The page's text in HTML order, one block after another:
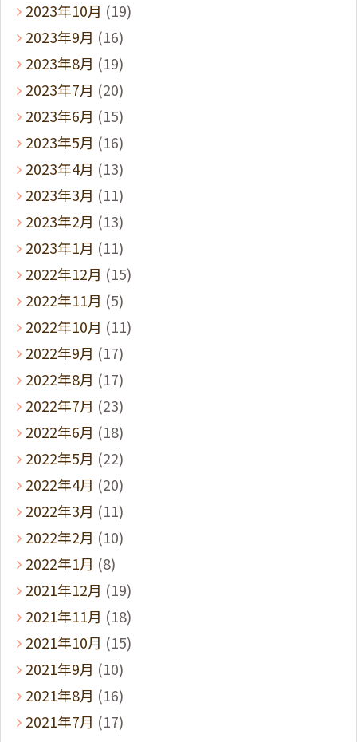
2023年10月 (19)
2023年9月 (16)
2023年8月 (19)
2023年7月 (20)
2023年6月 (15)
2023年5月 (16)
2023年4月 (13)
2023年3月 (11)
2023年2月 (13)
2023年1月 (11)
2022年12月 (15)
2022年11月 (5)
2022年10月 (11)
2022年9月 (17)
2022年8月 (17)
2022年7月 (23)
2022年6月 (18)
2022年5月 (22)
2022年4月 (20)
2022年3月 (11)
2022年2月 (10)
2022年1月 (8)
2021年12月 (19)
2021年11月 (18)
2021年10月 (15)
2021年9月 (10)
2021年8月 (16)
2021年7月 (17)